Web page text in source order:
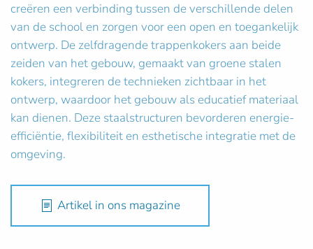
creëren een verbinding tussen de verschillende delen
van de school en zorgen voor een open en toegankelijk
ontwerp. De zelfdragende trappenkokers aan beide
zeiden van het gebouw, gemaakt van groene stalen
kokers, integreren de technieken zichtbaar in het
ontwerp, waardoor het gebouw als educatief materiaal
kan dienen. Deze staalstructuren bevorderen energie-
efficiëntie, flexibiliteit en esthetische integratie met de
omgeving.
Artikel in ons magazine